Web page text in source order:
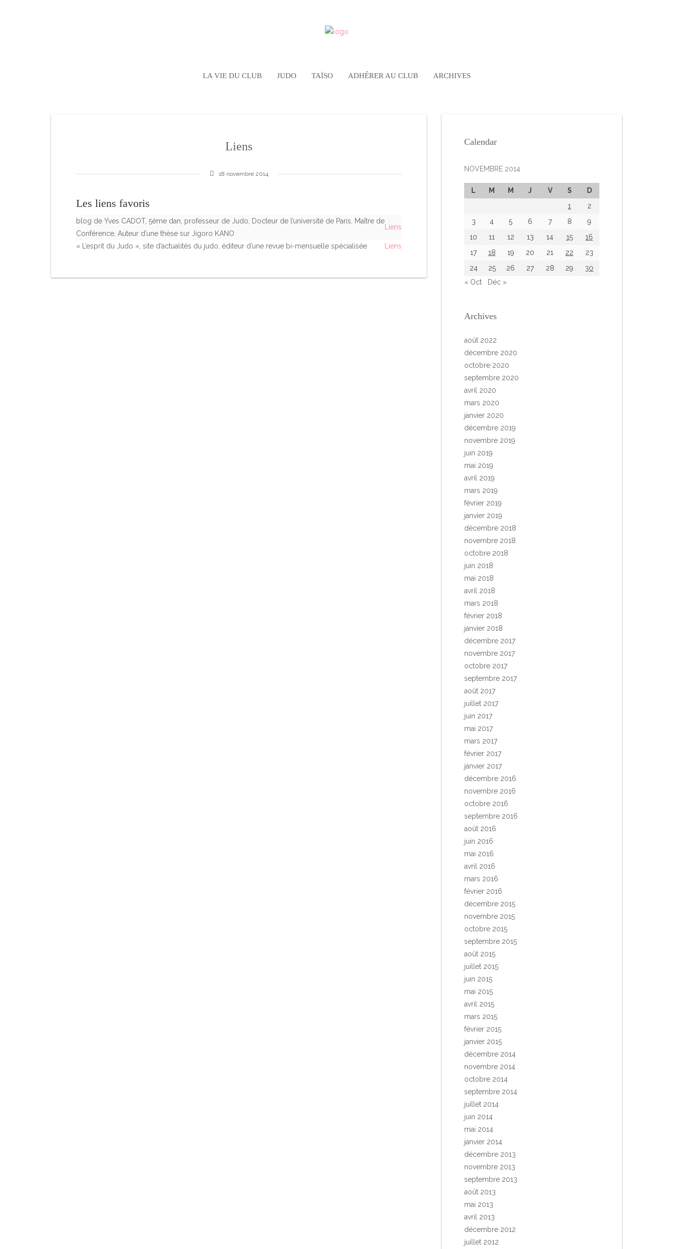
LA VIE DU CLUB JUDO TAÏSO ADHÉRER AU CLUB ARCHIVES
Liens
18 novembre 2014
Les liens favoris
blog de Yves CADOT, 5ème dan, professeur de Judo, Docteur de l’université de Paris, Maître de
Conférence, Auteur d’une thèse sur Jigoro KANO
Liens
« L’esprit du Judo », site d’actualités du judo, éditeur d’une revue bi-mensuelle spécialisée Liens
Calendar
NOVEMBRE 2014
L M M J V S
D
1
2
3
4 5 6 7 8
9
10
11 12 13 14 15
16
17
18 19 20 21 22
23
24
25 26 27 28 29
30
« Oct
Déc »
Archives
août 2022
décembre 2020
octobre 2020
septembre 2020
avril 2020
mars 2020
janvier 2020
décembre 2019
novembre 2019
juin 2019
mai 2019
avril 2019
mars 2019
février 2019
janvier 2019
décembre 2018
novembre 2018
octobre 2018
juin 2018
mai 2018
avril 2018
mars 2018
février 2018
janvier 2018
décembre 2017
novembre 2017
octobre 2017
septembre 2017
août 2017
juillet 2017
juin 2017
mai 2017
mars 2017
février 2017
janvier 2017
décembre 2016
novembre 2016
octobre 2016
septembre 2016
août 2016
juin 2016
mai 2016
avril 2016
mars 2016
février 2016
décembre 2015
novembre 2015
octobre 2015
septembre 2015
août 2015
juillet 2015
juin 2015
mai 2015
avril 2015
mars 2015
février 2015
janvier 2015
décembre 2014
novembre 2014
octobre 2014
septembre 2014
juillet 2014
juin 2014
mai 2014
janvier 2014
décembre 2013
novembre 2013
septembre 2013
août 2013
mai 2013
avril 2013
décembre 2012
juillet 2012